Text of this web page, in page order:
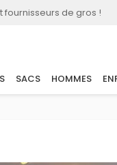
fournisseurs de gros !
SACS HOMMES